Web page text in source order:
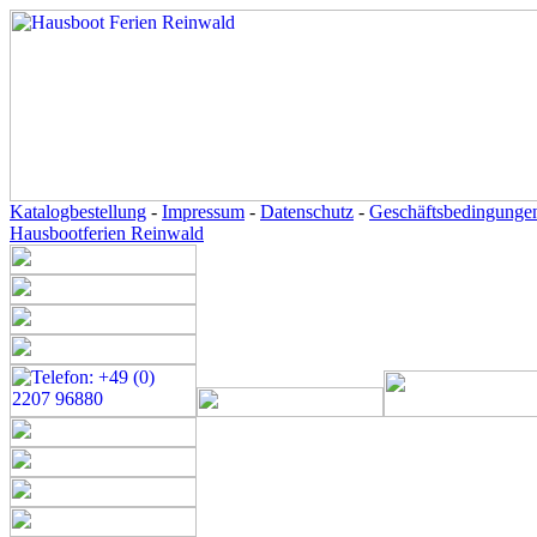
Katalogbestellung - Impressum - Datenschutz -
Hausbootferien Reinwald